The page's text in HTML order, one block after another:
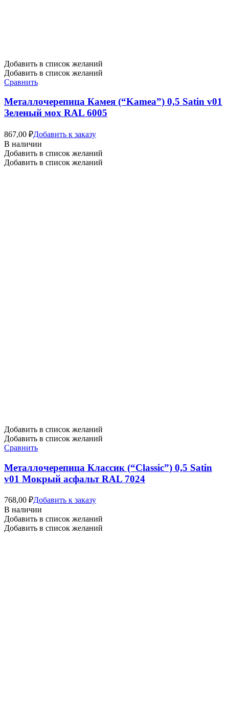
Добавить в список желаний
Добавить в список желаний
Сравнить
Металлочерепица Камея (“Kamea”) 0,5 Satin v01
Зеленый мох RAL 6005
867,00 ₽Добавить к заказу
В наличии
Добавить в список желаний
Добавить в список желаний
Добавить в список желаний
Добавить в список желаний
Сравнить
Металлочерепица Классик (“Classic”) 0,5 Satin
v01 Мокрый асфальт RAL 7024
768,00 ₽Добавить к заказу
В наличии
Добавить в список желаний
Добавить в список желаний